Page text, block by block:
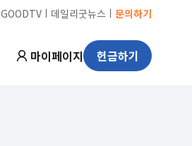
GOODTV ㅣ 데일리굿뉴스 ㅣ 문의하기
마이페이지 헌금하기